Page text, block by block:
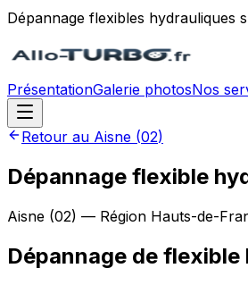
Dépannage flexibles
PrésentationGalerie photosNos
Retour au Aisne (02)
Dépannage flexible
Aisne (02) — Région Hauts-de-
Dépannage de flexible